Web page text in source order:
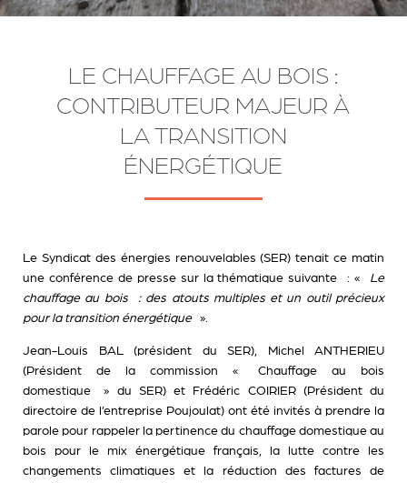
LE CHAUFFAGE AU BOIS :
CONTRIBUTEUR MAJEUR À
LA TRANSITION
ÉNERGÉTIQUE
Le Syndicat des énergies renouvelables (SER) tenait ce matin
une conférence de presse sur la thématique suivante : « Le
chauffage au bois : des atouts multiples et un outil précieux
pour la transition énergétique ».
Jean-Louis BAL (président du SER), Michel ANTHERIEU
(Président de la commission « Chauffage au bois
domestique » du SER) et Frédéric COIRIER (Président du
directoire de l’entreprise Poujoulat) ont été invités à prendre la
parole pour rappeler la pertinence du chauffage domestique au
bois pour le mix énergétique français, la lutte contre les
changements climatiques et la réduction des factures de